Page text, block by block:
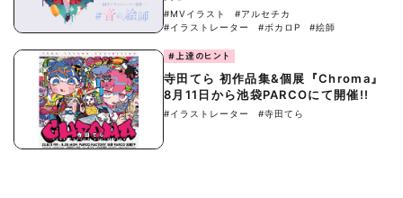
#MVイラスト
#アルセチカ
#イラストレーター
#ボカロP #絵師
#上達のヒント
寺田てら 初作品集&個展『Chroma』
8月11日から池袋PARCOにて開催!!
#イラストレーター #寺田てら